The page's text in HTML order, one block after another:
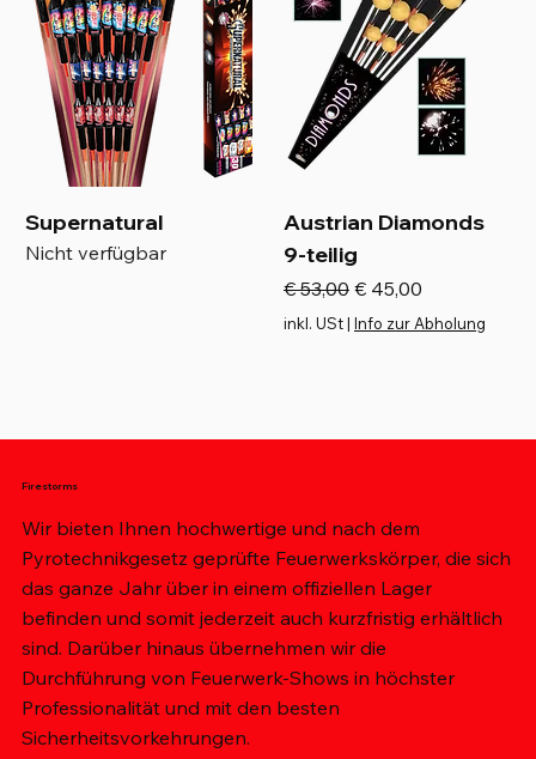
Supernatural
Nicht verfügbar
Austrian Diamonds
9-teilig
Standardpreis
€ 53,00 Sale-Preis
€ 45,00
inkl. USt| Info zur Abholung
Firestorms
Wir bieten Ihnen hochwertige und nach dem
Pyrotechnikgesetz geprüfte Feuerwerkskörper, die sich
das ganze Jahr über in einem offiziellen Lager
befinden und somit jederzeit auch kurzfristig erhältlich
sind. Darüber hinaus übernehmen wir die
Durchführung von Feuerwerk-Shows in höchster
Professionalität und mit den besten
Sicherheitsvorkehrungen.